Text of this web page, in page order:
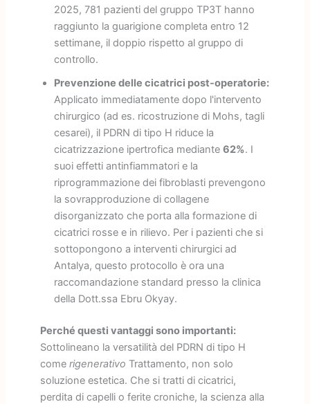
2025, 781 pazienti del gruppo TP3T hanno
raggiunto la guarigione completa entro 12
settimane, il doppio rispetto al gruppo di
controllo.
Prevenzione delle cicatrici post-operatorie:
Applicato immediatamente dopo l'intervento
chirurgico (ad es. ricostruzione di Mohs, tagli
cesarei), il PDRN di tipo H riduce la
cicatrizzazione ipertrofica mediante 62%. I
suoi effetti antinfiammatori e la
riprogrammazione dei fibroblasti prevengono
la sovrapproduzione di collagene
disorganizzato che porta alla formazione di
cicatrici rosse e in rilievo. Per i pazienti che si
sottopongono a interventi chirurgici ad
Antalya, questo protocollo è ora una
raccomandazione standard presso la clinica
della Dott.ssa Ebru Okyay.
Perché questi vantaggi sono importanti:
Sottolineano la versatilità del PDRN di tipo H
come rigenerativo Trattamento, non solo
soluzione estetica. Che si tratti di cicatrici,
perdita di capelli o ferite croniche, la scienza alla